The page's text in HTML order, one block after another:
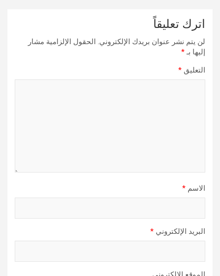
اترك تعليقاً
لن يتم نشر عنوان بريدك الإلكتروني. الحقول الإلزامية مشار
إليها بـ*
التعليق *
الاسم *
البريد الإلكتروني *